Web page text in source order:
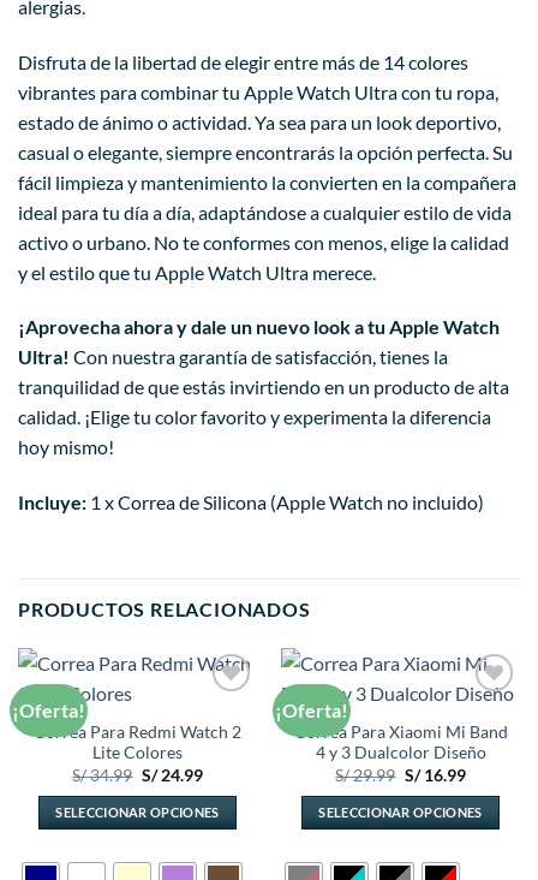
alergias.
Disfruta de la libertad de elegir entre más de 14 colores
vibrantes para combinar tu Apple Watch Ultra con tu ropa,
estado de ánimo o actividad. Ya sea para un look deportivo,
casual o elegante, siempre encontrarás la opción perfecta. Su
fácil limpieza y mantenimiento la convierten en la compañera
ideal para tu día a día, adaptándose a cualquier estilo de vida
activo o urbano. No te conformes con menos, elige la calidad
y el estilo que tu Apple Watch Ultra merece.
¡Aprovecha ahora y dale un nuevo look a tu Apple Watch
Ultra! Con nuestra garantía de satisfacción, tienes la
tranquilidad de que estás invirtiendo en un producto de alta
calidad. ¡Elige tu color favorito y experimenta la diferencia
hoy mismo!
Incluye: 1 x Correa de Silicona (Apple Watch no incluido)
PRODUCTOS RELACIONADOS
¡Oferta!
a la
lista de
Correa Para Redmi Watch 2
Lite Colores
S/34.99 El
precio
original
era:
S/ 34.99.
S/24.99El
actual
es:
S/ 24.99.
SELECCIONAR OPCIONES
producto
¡Oferta!
a la
lista de
deseos
Correa Para Xiaomi Mi Band
4 y 3 Dualcolor Diseño
S/29.99 El
precio
original
era:
S/ 29.99.
S/16.99El
actual
es:
S/ 16.99.
SELECCIONAR OPCIONES
producto